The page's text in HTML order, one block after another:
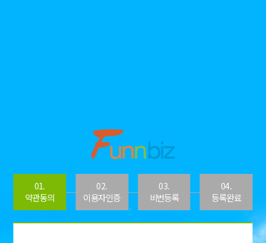
01.
약관동의
02.
이용자인증
03.
비번등록
04.
등록완료